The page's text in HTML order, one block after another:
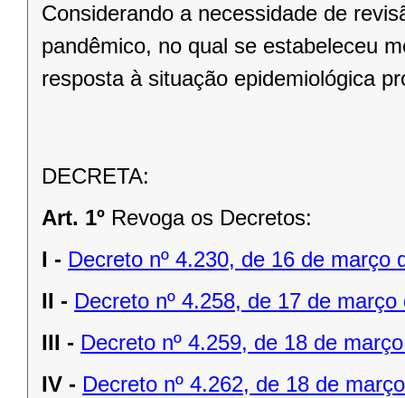
Considerando a necessidade de
pandêmico, no qual se estabeleceu
resposta à situação epidemiológica
DECRETA:
Art. 1º Revoga os Decretos:
I - Decreto nº 4.230, de 16 de março
II - Decreto nº 4.258, de 17 de março
III - Decreto nº 4.259, de 18 de
IV - Decreto nº 4.262, de 18 de